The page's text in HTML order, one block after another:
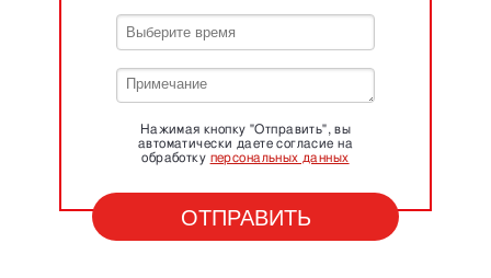
Нажимая кнопку "Отправить", вы
автоматически даете согласие на
обработку персональных данных